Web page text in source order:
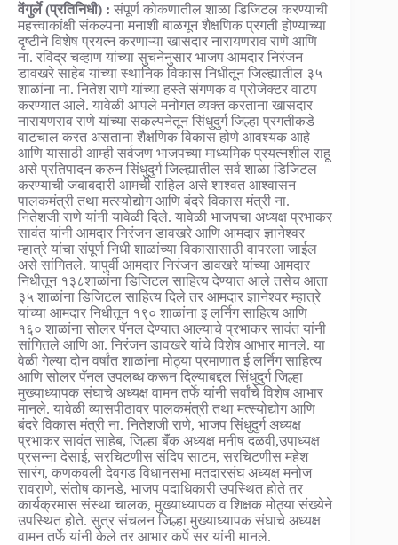
वेंगुर्ले (प्रतिनिधी) : संपूर्ण कोकणातील शाळा डिजिटल करण्याची
महत्त्वाकांक्षी संकल्पना मनाशी बाळगून शैक्षणिक प्रगती होण्याच्या
दृष्टीने विशेष प्रयत्न करणाऱ्या खासदार नारायणराव राणे आणि
ना. रविंद्र चव्हाण यांच्या सुचनेनुसार भाजप आमदार निरंजन
डावखरे साहेब यांच्या स्थानिक विकास निधीतून जिल्ह्यातील ३५
शाळांना ना. नितेश राणे यांच्या हस्ते संगणक व प्रोजेक्टर वाटप
करण्यात आले. यावेळी आपले मनोगत व्यक्त करताना खासदार
नारायणराव राणे यांच्या संकल्पनेतून सिंधुदुर्ग जिल्हा प्रगतीकडे
वाटचाल करत असताना शैक्षणिक विकास होणे आवश्यक आहे
आणि यासाठी आम्ही सर्वजण भाजपच्या माध्यमिक प्रयत्नशील राहू
असे प्रतिपादन करुन सिंधुदुर्ग जिल्ह्यातील सर्व शाळा डिजिटल
करण्याची जबाबदारी आमची राहिल असे शाश्वत आश्वासन
पालकमंत्री तथा मत्स्योद्योग आणि बंदरे विकास मंत्री ना.
नितेशजी राणे यांनी यावेळी दिले. यावेळी भाजपचा अध्यक्ष प्रभाकर
सावंत यांनी आमदार निरंजन डावखरे आणि आमदार ज्ञानेश्वर
म्हात्रे यांचा संपूर्ण निधी शाळांच्या विकासासाठी वापरला जाईल
असे सांगितले. यापुर्वी आमदार निरंजन डावखरे यांच्या आमदार
निधीतून १३८शाळांना डिजिटल साहित्य देण्यात आले तसेच आता
३५ शाळांना डिजिटल साहित्य दिले तर आमदार ज्ञानेश्वर म्हात्रे
यांच्या आमदार निधीतून १९० शाळांना इ लर्निग साहित्य आणि
१६० शाळांना सोलर पॅनल देण्यात आल्याचे प्रभाकर सावंत यांनी
सांगितले आणि आ. निरंजन डावखरे यांचे विशेष आभार मानले. या
वेळी गेल्या दोन वर्षांत शाळांना मोठ्या प्रमाणात ई लर्निग साहित्य
आणि सोलर पॅनल उपलब्ध करून दिल्याबद्दल सिंधुदुर्ग जिल्हा
मुख्याध्यापक संघाचे अध्यक्ष वामन तर्फे यांनी सर्वांचे विशेष आभार
मानले. यावेळी व्यासपीठावर पालकमंत्री तथा मत्स्योद्योग आणि
बंदरे विकास मंत्री ना. नितेशजी राणे, भाजप सिंधुदुर्ग अध्यक्ष
प्रभाकर सावंत साहेब, जिल्हा बॅंक अध्यक्ष मनीष दळवी,उपाध्यक्ष
प्रसन्ना देसाई, सरचिटणीस संदिप साटम, सरचिटणीस महेश
सारंग, कणकवली देवगड विधानसभा मतदारसंघ अध्यक्ष मनोज
रावराणे, संतोष कानडे, भाजप पदाधिकारी उपस्थित होते तर
कार्यक्रमास संस्था चालक, मुख्याध्यापक व शिक्षक मोठ्या संख्येने
उपस्थित होते. सुत्र संचलन जिल्हा मुख्याध्यापक संघाचे अध्यक्ष
वामन तर्फे यांनी केले तर आभार कर्पे सर यांनी मानले.